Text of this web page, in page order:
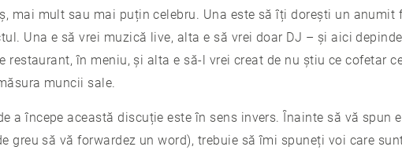
mai mult sau mai puțin celebru. Una este să îți dorești un anumit
Una e să vrei muzică live, alta e să vrei doar DJ – și aici
restaurant, în meniu, și alta e să-l vrei creat de nu știu ce cofetar
muncii sale.
a începe această discuție este în sens invers. Înainte să vă spun
greu să vă forwardez un word), trebuie să îmi spuneți voi care